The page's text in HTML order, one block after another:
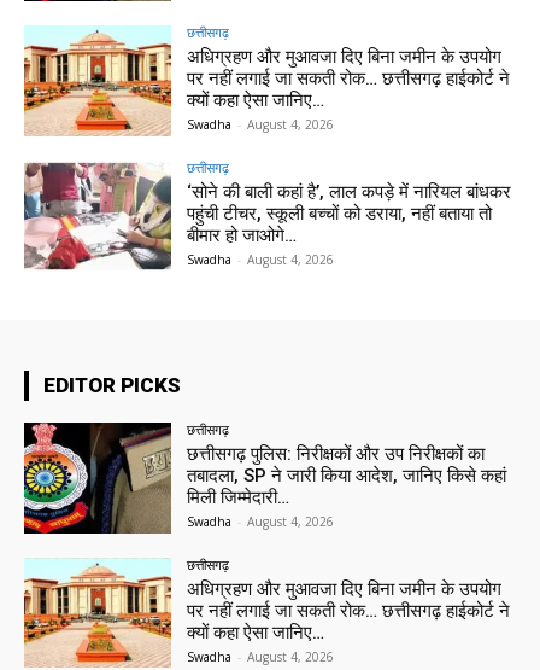
छत्तीसगढ़
अधिग्रहण और मुआवजा दिए बिना जमीन के उपयोग
पर नहीं लगाई जा सकती रोक… छत्तीसगढ़ हाईकोर्ट ने
क्यों कहा ऐसा जानिए…
Swadha - August 4, 2026
छत्तीसगढ़
‘सोने की बाली कहां है’, लाल कपड़े में नारियल बांधकर
पहुंची टीचर, स्कूली बच्चों को डराया, नहीं बताया तो
बीमार हो जाओगे…
Swadha - August 4, 2026
EDITOR PICKS
छत्तीसगढ़
छत्तीसगढ़ पुलिस: निरीक्षकों और उप निरीक्षकों का
तबादला, SP ने जारी किया आदेश, जानिए किसे कहां
मिली जिम्मेदारी…
Swadha - August 4, 2026
छत्तीसगढ़
अधिग्रहण और मुआवजा दिए बिना जमीन के उपयोग
पर नहीं लगाई जा सकती रोक… छत्तीसगढ़ हाईकोर्ट ने
क्यों कहा ऐसा जानिए…
Swadha - August 4, 2026